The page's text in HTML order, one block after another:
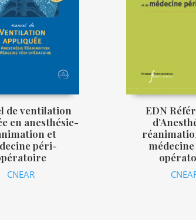
de ventilation
en anesthésie-
et
péri-
CNEAR
EDN